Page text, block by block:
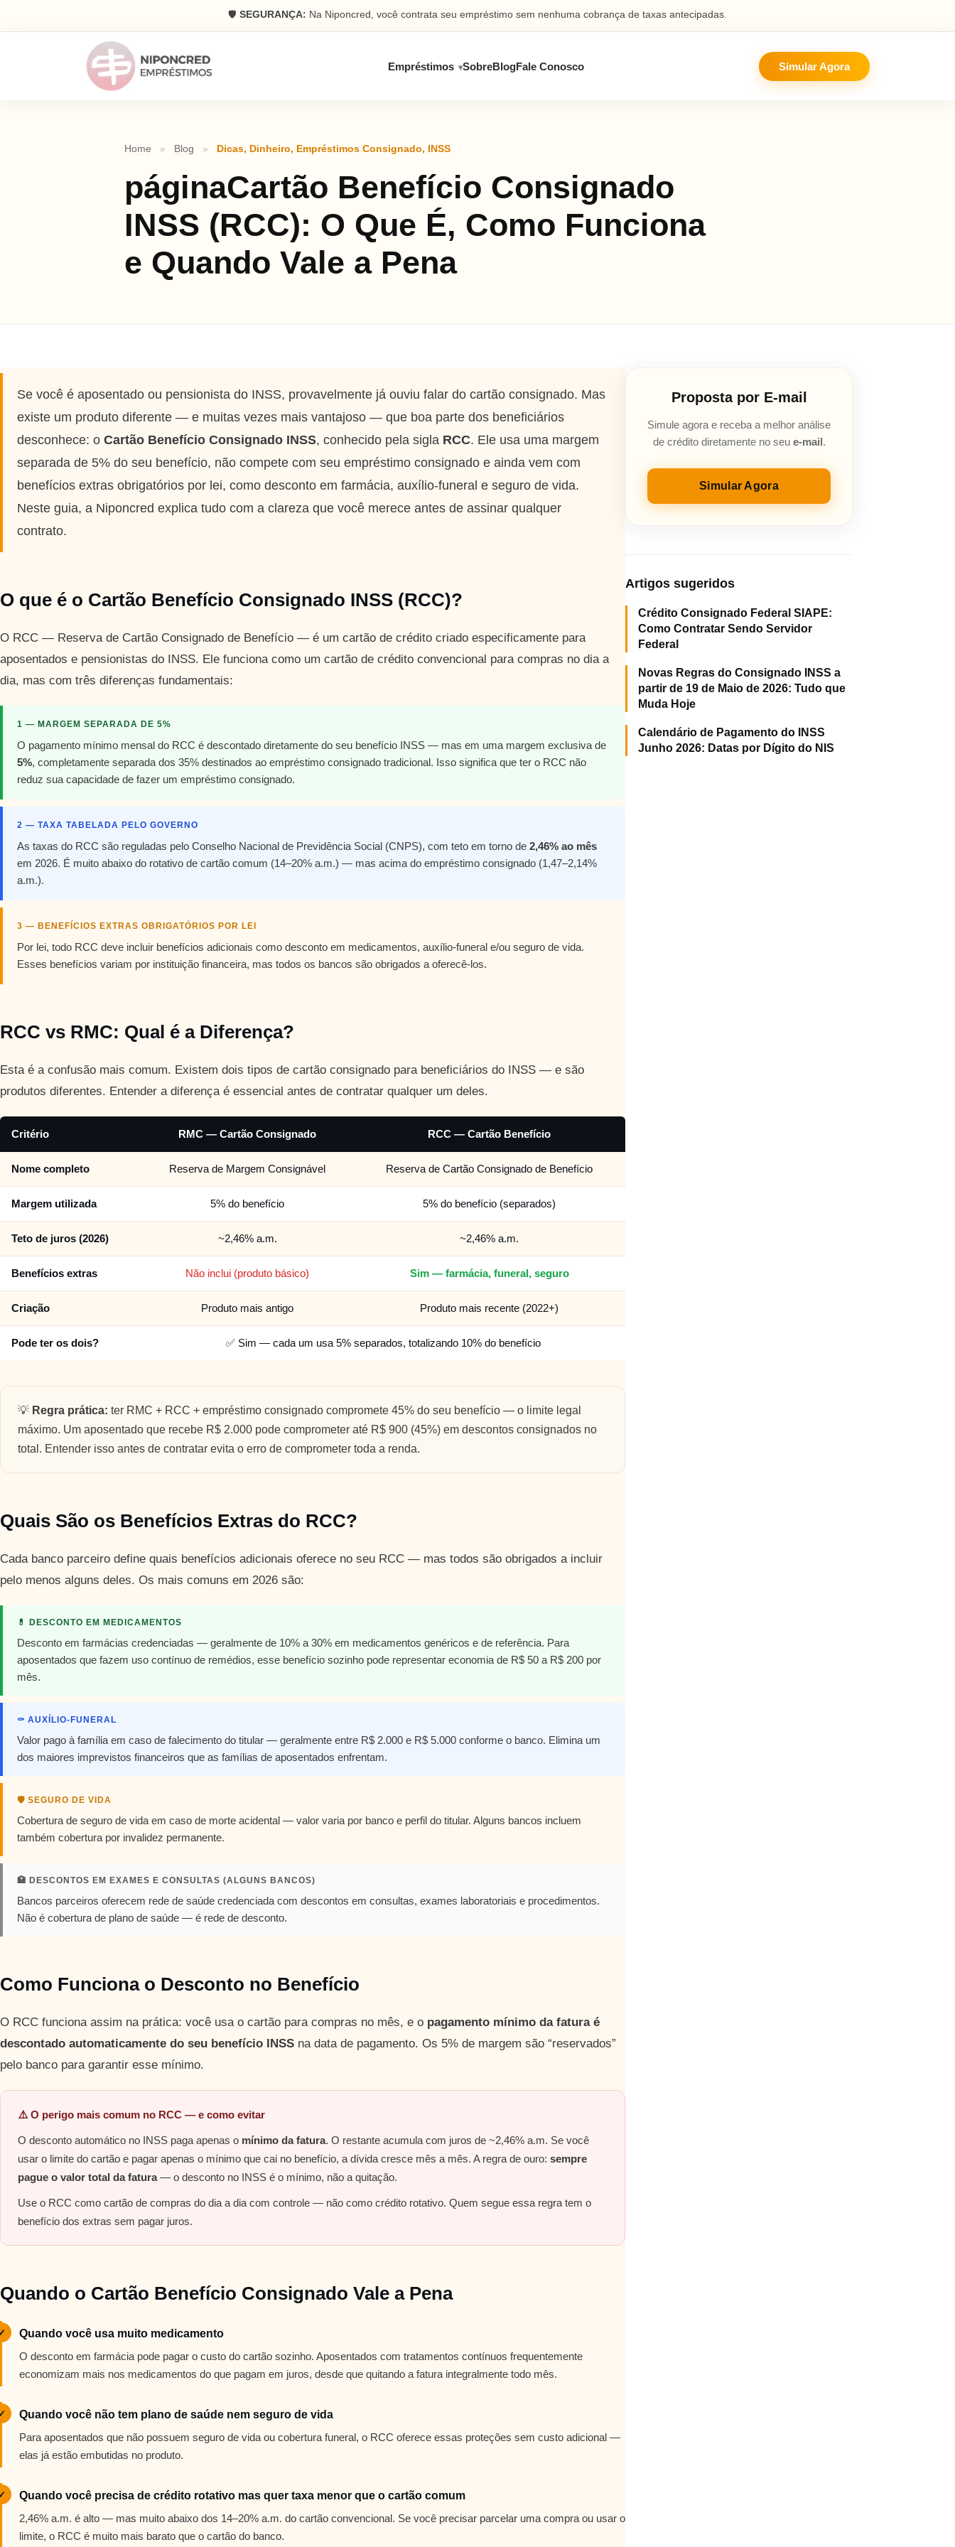
🛡️ SEGURANÇA: Na Niponcred, você contrata seu empréstimo sem nenhuma cobrança de taxas antecipadas.
Empréstimos SobreBlogFale Conosco Simular Agora
Home » Blog » Dicas, Dinheiro, Empréstimos Consignado, INSS
páginaCartão Benefício Consignado
INSS (RCC): O Que É, Como Funciona
e Quando Vale a Pena
Se você é aposentado ou pensionista do INSS, provavelmente já ouviu falar do cartão consignado. Mas
existe um produto diferente — e muitas vezes mais vantajoso — que boa parte dos beneficiários
desconhece: o Cartão Benefício Consignado INSS, conhecido pela sigla RCC. Ele usa uma margem
separada de 5% do seu benefício, não compete com seu empréstimo consignado e ainda vem com
benefícios extras obrigatórios por lei, como desconto em farmácia, auxílio-funeral e seguro de vida.
Neste guia, a Niponcred explica tudo com a clareza que você merece antes de assinar qualquer
contrato.
O que é o Cartão Benefício Consignado INSS (RCC)?
O RCC — Reserva de Cartão Consignado de Benefício — é um cartão de crédito criado especificamente para
aposentados e pensionistas do INSS. Ele funciona como um cartão de crédito convencional para compras no dia a
dia, mas com três diferenças fundamentais:
1 — MARGEM SEPARADA DE 5%
O pagamento mínimo mensal do RCC é descontado diretamente do seu benefício INSS — mas em uma margem exclusiva de
5%, completamente separada dos 35% destinados ao empréstimo consignado tradicional. Isso significa que ter o RCC não
reduz sua capacidade de fazer um empréstimo consignado.
2 — TAXA TABELADA PELO GOVERNO
As taxas do RCC são reguladas pelo Conselho Nacional de Previdência Social (CNPS), com teto em torno de 2,46% ao mês
em 2026. É muito abaixo do rotativo de cartão comum (14–20% a.m.) — mas acima do empréstimo consignado (1,47–2,14%
a.m.).
3 — BENEFÍCIOS EXTRAS OBRIGATÓRIOS POR LEI
Por lei, todo RCC deve incluir benefícios adicionais como desconto em medicamentos, auxílio-funeral e/ou seguro de vida.
Esses benefícios variam por instituição financeira, mas todos os bancos são obrigados a oferecê-los.
RCC vs RMC: Qual é a Diferença?
Esta é a confusão mais comum. Existem dois tipos de cartão consignado para beneficiários do INSS — e são
produtos diferentes. Entender a diferença é essencial antes de contratar qualquer um deles.
Critério RMC — Cartão Consignado RCC — Cartão Benefício
Nome completo Reserva de Margem Consignável Reserva de Cartão Consignado de Benefício
Margem utilizada 5% do benefício 5% do benefício (separados)
Teto de juros (2026) ~2,46% a.m. ~2,46% a.m.
Benefícios extras Não inclui (produto básico) Sim — farmácia, funeral, seguro
Criação Produto mais antigo Produto mais recente (2022+)
Pode ter os dois? ✅ Sim — cada um usa 5% separados, totalizando 10% do benefício
💡 Regra prática: ter RMC + RCC + empréstimo consignado compromete 45% do seu benefício — o limite legal
máximo. Um aposentado que recebe R$ 2.000 pode comprometer até R$ 900 (45%) em descontos consignados no
total. Entender isso antes de contratar evita o erro de comprometer toda a renda.
Quais São os Benefícios Extras do RCC?
Cada banco parceiro define quais benefícios adicionais oferece no seu RCC — mas todos são obrigados a incluir
pelo menos alguns deles. Os mais comuns em 2026 são:
💊 DESCONTO EM MEDICAMENTOS
Desconto em farmácias credenciadas — geralmente de 10% a 30% em medicamentos genéricos e de referência. Para
aposentados que fazem uso contínuo de remédios, esse benefício sozinho pode representar economia de R$ 50 a R$ 200 por
mês.
⚰️ AUXÍLIO-FUNERAL
Valor pago à família em caso de falecimento do titular — geralmente entre R$ 2.000 e R$ 5.000 conforme o banco. Elimina um
dos maiores imprevistos financeiros que as famílias de aposentados enfrentam.
🛡️ SEGURO DE VIDA
Cobertura de seguro de vida em caso de morte acidental — valor varia por banco e perfil do titular. Alguns bancos incluem
também cobertura por invalidez permanente.
🏥 DESCONTOS EM EXAMES E CONSULTAS (ALGUNS BANCOS)
Bancos parceiros oferecem rede de saúde credenciada com descontos em consultas, exames laboratoriais e procedimentos.
Não é cobertura de plano de saúde — é rede de desconto.
Como Funciona o Desconto no Benefício
O RCC funciona assim na prática: você usa o cartão para compras no mês, e o pagamento mínimo da fatura é
descontado automaticamente do seu benefício INSS na data de pagamento. Os 5% de margem são “reservados”
pelo banco para garantir esse mínimo.
⚠️ O perigo mais comum no RCC — e como evitar
O desconto automático no INSS paga apenas o mínimo da fatura. O restante acumula com juros de ~2,46% a.m. Se você
usar o limite do cartão e pagar apenas o mínimo que cai no benefício, a dívida cresce mês a mês. A regra de ouro: sempre
pague o valor total da fatura— o desconto no INSS é o mínimo, não a quitação.
Use o RCC como cartão de compras do dia a dia com controle — não como crédito rotativo. Quem segue essa regra tem o
benefício dos extras sem pagar juros.
Quando o Cartão Benefício Consignado Vale a Pena
Quando você usa muito medicamento
O desconto em farmácia pode pagar o custo do cartão sozinho. Aposentados com tratamentos contínuos frequentemente
economizam mais nos medicamentos do que pagam em juros, desde que quitando a fatura integralmente todo mês.
Quando você não tem plano de saúde nem seguro de vida
Para aposentados que não possuem seguro de vida ou cobertura funeral, o RCC oferece essas proteções sem custo adicional —
elas já estão embutidas no produto.
Quando você precisa de crédito rotativo mas quer taxa menor que o cartão comum
2,46% a.m. é alto — mas muito abaixo dos 14–20% a.m. do cartão convencional. Se você precisar parcelar uma compra ou usar o
limite, o RCC é muito mais barato que o cartão do banco.
Proposta por E-mail
Simule agora e receba a melhor análise
de crédito diretamente no seu e-mail.
Simular Agora
Artigos sugeridos
Crédito Consignado Federal SIAPE:
Como Contratar Sendo Servidor
Federal
Novas Regras do Consignado INSS a
partir de 19 de Maio de 2026: Tudo que
Muda Hoje
Calendário de Pagamento do INSS
Junho 2026: Datas por Dígito do NIS